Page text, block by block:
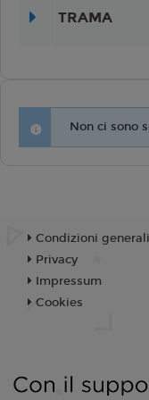
TRAMA
Non ci sono
Condizioni generali
Privacy
Impressum
Cookies